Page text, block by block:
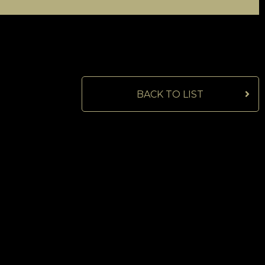
BACK TO LIST